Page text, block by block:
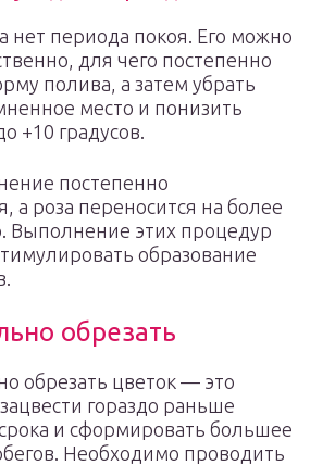
нет периода покоя. Его можно
для чего постепенно
полива, а затем убрать
место и понизить
+10 градусов.
постепенно
а роза переносится на более
Выполнение этих процедур
образование
обрезать
обрезать цветок — это
гораздо раньше
и сформировать большее
Необходимо проводить